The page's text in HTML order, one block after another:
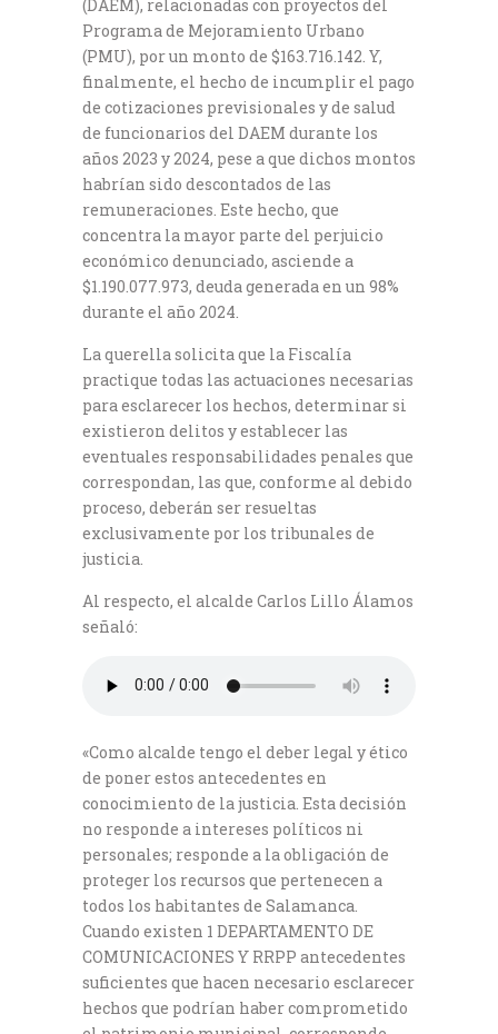
(DAEM), relacionadas con proyectos del
Programa de Mejoramiento Urbano
(PMU), por un monto de $163.716.142. Y,
finalmente, el hecho de incumplir el pago
de cotizaciones previsionales y de salud
de funcionarios del DAEM durante los
años 2023 y 2024, pese a que dichos montos
habrían sido descontados de las
remuneraciones. Este hecho, que
concentra la mayor parte del perjuicio
económico denunciado, asciende a
$1.190.077.973, deuda generada en un 98%
durante el año 2024.
La querella solicita que la Fiscalía
practique todas las actuaciones necesarias
para esclarecer los hechos, determinar si
existieron delitos y establecer las
eventuales responsabilidades penales que
correspondan, las que, conforme al debido
proceso, deberán ser resueltas
exclusivamente por los tribunales de
justicia.
Al respecto, el alcalde Carlos Lillo Álamos
señaló:
«Como alcalde tengo el deber legal y ético
de poner estos antecedentes en
conocimiento de la justicia. Esta decisión
no responde a intereses políticos ni
personales; responde a la obligación de
proteger los recursos que pertenecen a
todos los habitantes de Salamanca.
Cuando existen 1 DEPARTAMENTO DE
COMUNICACIONES Y RRPP antecedentes
suficientes que hacen necesario esclarecer
hechos que podrían haber comprometido